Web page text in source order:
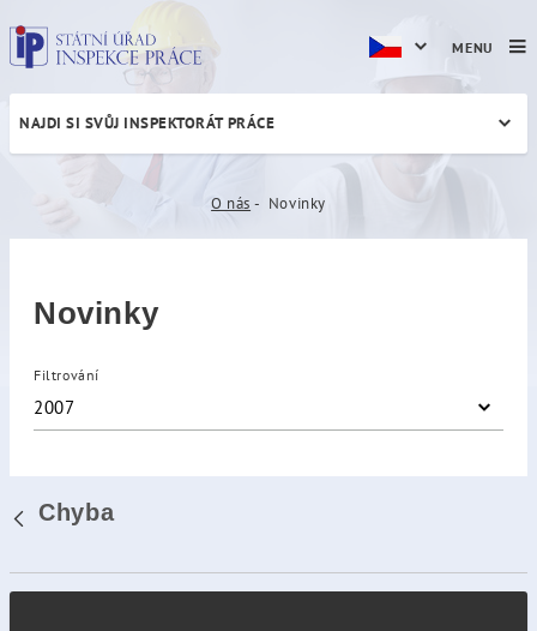
Novinky
NAJDI SI SVŮJ INSPEKTORÁT PRÁCE
O nás Novinky
Novinky
Filtrování
2007
Zpět
Chyba
MENU